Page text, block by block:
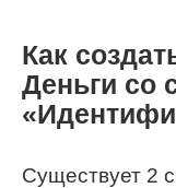
Как
Деньги со
Существует 2